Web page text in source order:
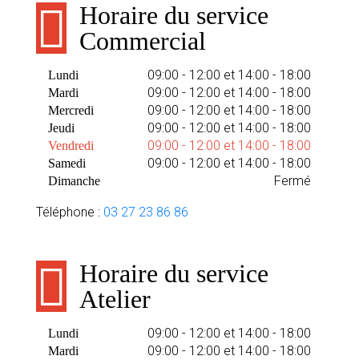
Horaire du service
Commercial
Lundi 09:00 - 12:00 et 14:00 - 18:00
Mardi 09:00 - 12:00 et 14:00 - 18:00
Mercredi 09:00 - 12:00 et 14:00 - 18:00
Jeudi 09:00 - 12:00 et 14:00 - 18:00
Vendredi 09:00 - 12:00 et 14:00 - 18:00
Samedi 09:00 - 12:00 et 14:00 - 18:00
Dimanche Fermé
Téléphone : 03 27 23 86 86
Horaire du service
Atelier
Lundi 09:00 - 12:00 et 14:00 - 18:00
Mardi 09:00 - 12:00 et 14:00 - 18:00